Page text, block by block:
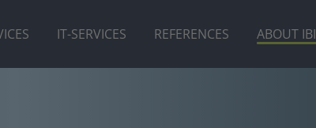
IT-SERVICES REFERENCES ABOUT